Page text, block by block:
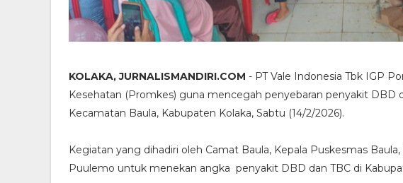
KOLAKA, JURNALISMANDIRI.COM - PT Vale Indonesia Tbk IGP
Kesehatan (Promkes) guna mencegah penyebaran penyakit DBD
Kecamatan Baula, Kabupaten Kolaka, Sabtu (14/2/2026).
Kegiatan yang dihadiri oleh Camat Baula, Kepala Puskesmas
Puulemo untuk menekan angka penyakit DBD dan TBC di